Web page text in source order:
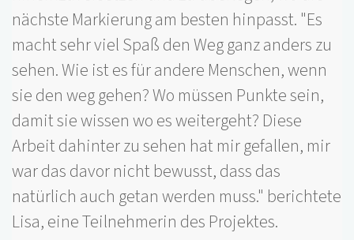
nächste Markierung am besten hinpasst. "Es
macht sehr viel Spaß den Weg ganz anders zu
sehen. Wie ist es für andere Menschen, wenn
sie den weg gehen? Wo müssen Punkte sein,
damit sie wissen wo es weitergeht? Diese
Arbeit dahinter zu sehen hat mir gefallen, mir
war das davor nicht bewusst, dass das
natürlich auch getan werden muss." berichtete
Lisa, eine Teilnehmerin des Projektes.